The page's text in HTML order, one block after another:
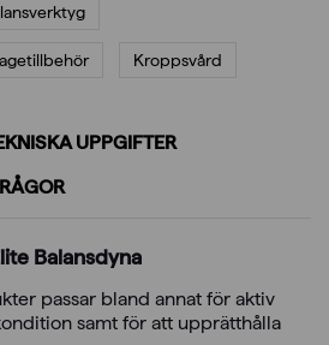
Kroppsvård
UPPGIFTER
Balansdyna
passar bland annat för aktiv
samt för att upprätthålla